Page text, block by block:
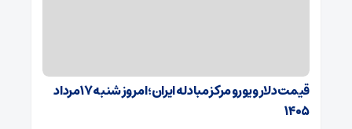
قیمت دلار و یورو مرکز مبادله ایران؛ امروز شنبه ۱۷ مرداد
۱۴۰۵